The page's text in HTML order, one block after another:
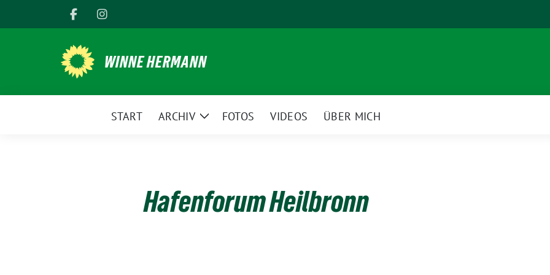
zum
WINNE HERMANN
START ARCHIV
ZeigeFOTOS VIDEOS ÜBER MICH
Hafenforum Heilbronn